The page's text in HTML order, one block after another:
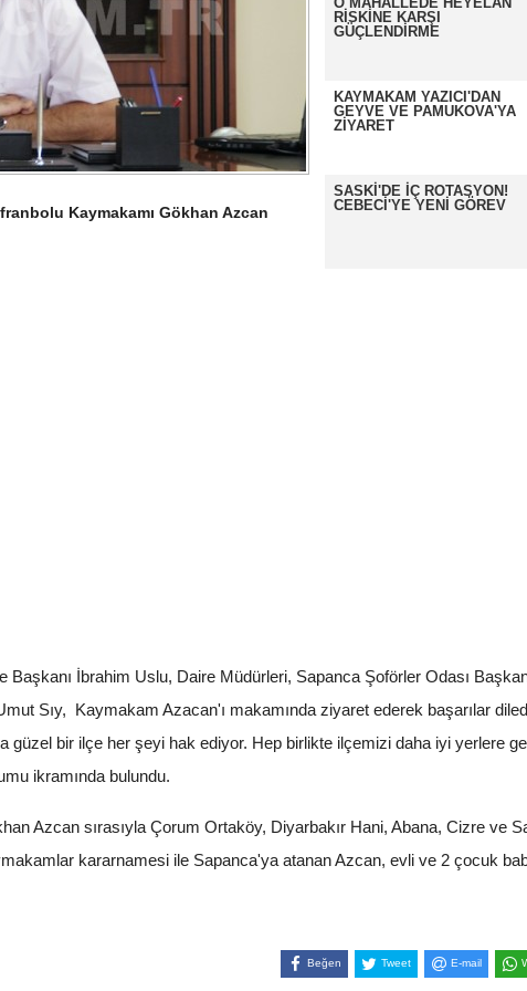
RİSKİNE KARŞI
GÜÇLENDİRME
KAYMAKAM YAZICI'DAN
GEYVE VE PAMUKOVA'YA
ZİYARET
SASKİ'DE İÇ ROTASYON!
CEBECİ'YE YENİ GÖREV
Kaymakamı Gökhan Azcan
İbrahim Uslu, Daire Müdürleri, Sapanca Şoförler Odası
Sıy, Kaymakam Azacan'ı makamında ziyaret ederek başarılar
güzel bir ilçe her şeyi hak ediyor. Hep birlikte ilçemizi daha iyi yerlere
ikramında bulundu.
Azcan sırasıyla Çorum Ortaköy, Diyarbakır Hani, Abana, Cizre ve
kararnamesi ile Sapanca'ya atanan Azcan, evli ve 2 çocuk
Beğen Tweet E-mail